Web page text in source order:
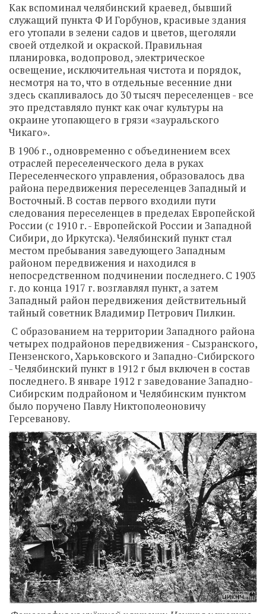
Как вспоминал челябинский краевед, бывший
служащий пункта Ф И Горбунов, красивые здания
его утопали в зелени садов и цветов, щеголяли
своей отделкой и окраской. Правильная
планировка, водопровод, электрическое
освещение, исключительная чистота и порядок,
несмотря на то, что в отдельные весенние дни
здесь скапливалось до 30 тысяч переселенцев - все
это представляло пункт как очаг культуры на
окраине утопающего в грязи «зауральского
Чикаго».
В 1906 г., одновременно с объединением всех
отраслей переселенческого дела в руках
Переселенческого управления, образовалось два
района передвижения переселенцев Западный и
Восточный. В состав первого входили пути
следования переселенцев в пределах Европейской
России (с 1910 г. - Европейской России и Западной
Сибири, до Иркутска). Челябинский пункт стал
местом пребывания заведующего Западным
районом передвижения и находился в
непосредственном подчинении последнего. С 1903
г. до конца 1917 г. возглавлял пункт, а затем
Западный район передвижения действительный
тайный советник Владимир Петрович Пилкин.
С образованием на территории Западного района
четырех подрайонов передвижения - Сызранского,
Пензенского, Харьковского и Западно-Сибирского
- Челябинский пункт в 1912 г был включен в состав
последнего. В январе 1912 г заведование Западно-
Сибирским подрайоном и Челябинским пунктом
было поручено Павлу Никтополеоновичу
Герсеванову.